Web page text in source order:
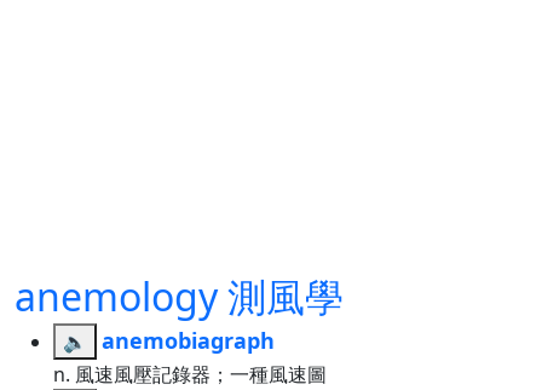
anemology 測風學
🔈 anemobiagraph
n. 風速風壓記錄器；一種風速圖